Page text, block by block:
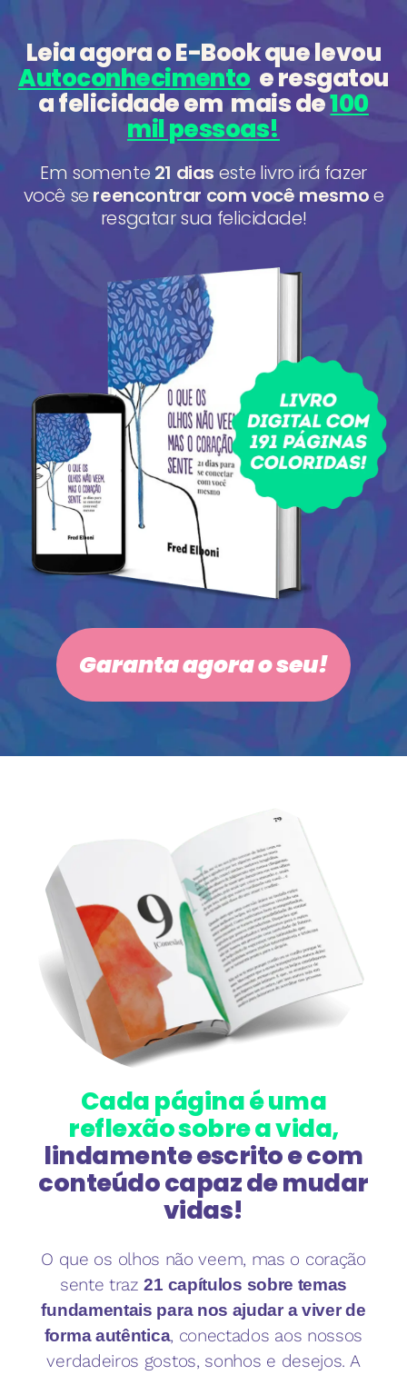
Leia agora o E-Book quelevou
Autoconhecimento e resgatou
a felicidadeem mais de100
mil pessoas!
Em somente21 dias este livro irá fazer
você se reencontrar com você mesmoe
resgatar sua felicidade!
Garanta agora o seu!
Cada página é uma
reflexão sobre a vida,
lindamente escrito e com
conteúdo capaz de mudar
vidas!
O que os olhos não veem, mas o coração
sente traz21 capítulos sobre temas
fundamentais para nos ajudar a viver de
forma autêntica, conectados aos nossos
verdadeiros gostos, sonhos e desejos. A